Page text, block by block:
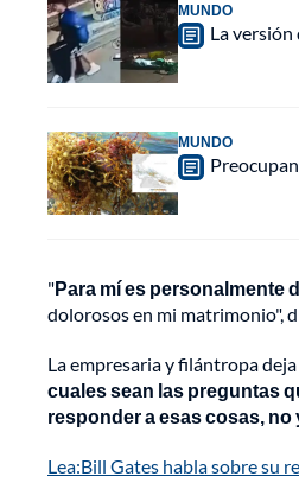
MUNDO
La versión
MUNDO
"Para mí es personalmente
dolorosos en mi matrimonio",
La empresaria y filántropa
cuales sean las preguntas
responder a esas cosas, no
Lea:Bill Gates habla sobre su